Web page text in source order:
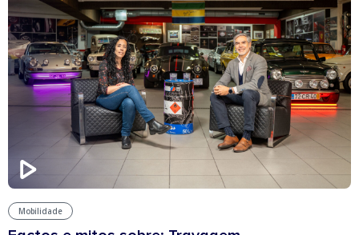
Mobilidade